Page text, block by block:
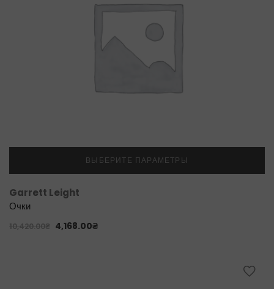
ВЫБЕРИТЕ ПАРАМЕТРЫ
Garrett Leight
Очки
10,420.00₴ 4,168.00₴